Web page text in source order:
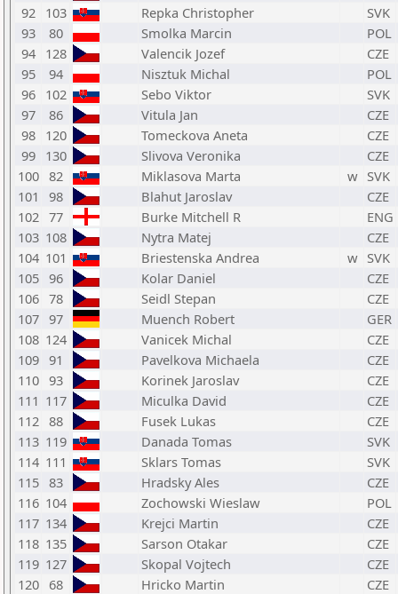
92 103 Repka Christopher
SVK
93
80 Smolka Marcin
POL
94 128 Valencik Jozef
CZE
95
94 Nisztuk Michal
POL
96 102 Sebo Viktor
SVK
97
86 Vitula Jan
CZE
98 120 Tomeckova Aneta
CZE
99 130 Slivova Veronika
CZE
100 82 Miklasova Marta w SVK
101
98 Blahut Jaroslav
CZE
102 77 Burke Mitchell R
ENG
103 108 Nytra Matej
CZE
104 101 Briestenska Andrea w SVK
105 96 Kolar Daniel
CZE
106 78 Seidl Stepan
CZE
107 97 Muench Robert
GER
108 124 Vanicek Michal
CZE
109 91 Pavelkova Michaela
CZE
110 93 Korinek Jaroslav
CZE
111 117 Miculka David
CZE
112 88 Fusek Lukas
CZE
113 119 Danada Tomas
SVK
114 111 Sklars Tomas
SVK
115 83 Hradsky Ales
CZE
116 104 Zochowski Wieslaw
POL
117 134 Krejci Martin
CZE
118 135 Sarson Otakar
CZE
119 127 Skopal Vojtech
CZE
120 68 Hricko Martin
CZE